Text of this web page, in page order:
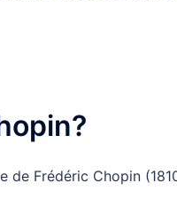
de Frédéric Chopin